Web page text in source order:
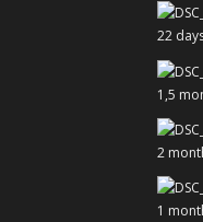
22
1,5
2
1